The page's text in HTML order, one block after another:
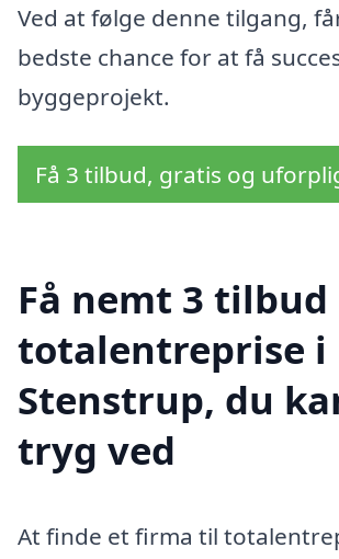
Ved at følge denne tilgang,
bedste chance for at få
byggeprojekt.
Få 3 tilbud, gratis og
Få nemt 3 tilbud
totalentreprise i
Stenstrup, du
tryg ved
At finde et firma til